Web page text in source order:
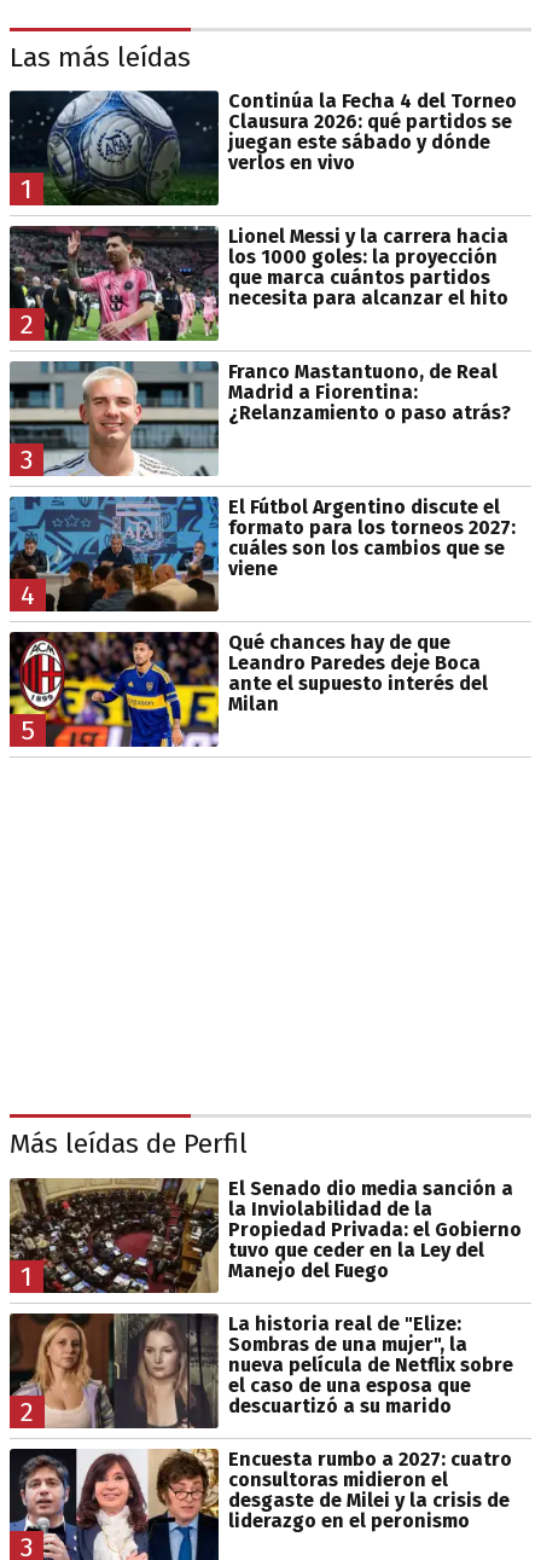
Las más leídas
1
Continúa la Fecha 4 del Torneo
Clausura 2026: qué partidos se
juegan este sábado y dónde
verlos en vivo
2
Lionel Messi y la carrera hacia
los 1000 goles: la proyección
que marca cuántos partidos
necesita para alcanzar el hito
3
Franco Mastantuono, de Real
Madrid a Fiorentina:
¿Relanzamiento o paso atrás?
4
El Fútbol Argentino discute el
formato para los torneos 2027:
cuáles son los cambios que se
viene
5
Qué chances hay de que
Leandro Paredes deje Boca
ante el supuesto interés del
Milan
Más leídas de Perfil
1
El Senado dio media sanción a
la Inviolabilidad de la
Propiedad Privada: el Gobierno
tuvo que ceder en la Ley del
Manejo del Fuego
2
La historia real de "Elize:
Sombras de una mujer", la
nueva película de Netflix sobre
el caso de una esposa que
descuartizó a su marido
3
Encuesta rumbo a 2027: cuatro
consultoras midieron el
desgaste de Milei y la crisis de
liderazgo en el peronismo